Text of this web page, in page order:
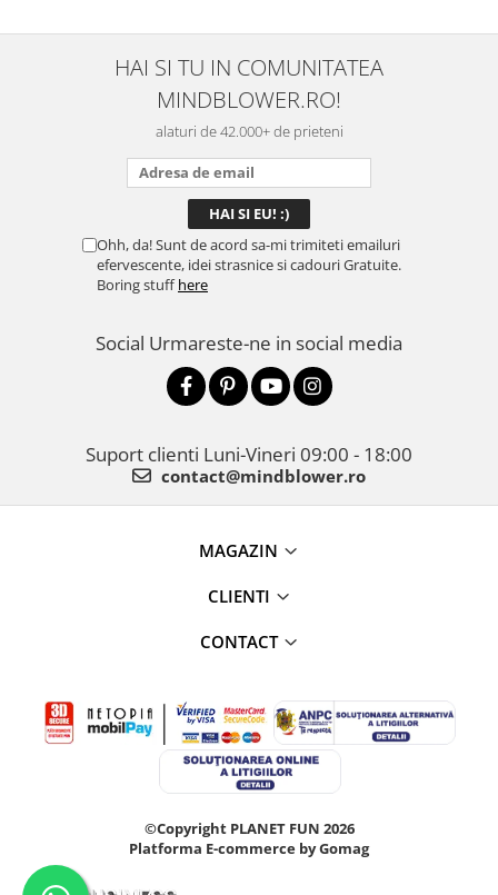
este sigură, fără scurgeri. O
folosesc aproape zilnic la
serviciu și sunt foarte
mulțumită.
HAI SI TU IN COMUNITATEA
MINDBLOWER.RO!
alaturi de 42.000+ de prieteni
Ohh, da! Sunt de acord sa-mi trimiteti emailuri
efervescente, idei strasnice si cadouri Gratuite.
Boring stuffhere
Social Urmareste-ne in social media
Suport clienti Luni-Vineri 09:00 - 18:00
contact@mindblower.ro
MAGAZIN
CLIENTI
CONTACT
©Copyright PLANET FUN 2026
Platforma E-commerce by Gomag